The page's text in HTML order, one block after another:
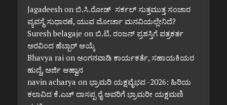
Jagadeeshon ಬಿ.ಸಿ.ರೋಡ್ ಸರ್ಕಲ್ ಸುತ್ತಮುತ್ತ ಸಂಚಾರ
ವ್ಯವಸ್ಥೆ ಸುಧಾರಣೆ, ಯುವ ಮೋರ್ಚಾ ಮನವಿಯಲ್ಲೇನಿದೆ?
Suresh belagaje on ಬಿ.ಟಿ. ರಂಜನ್ ಪ್ರಶಸ್ತಿಗೆ ಪತ್ರಕರ್ತ
ಅರವಿಂದ ಹೆಬ್ಬಾರ್ ಆಯ್ಕೆ
Bhavya raion ಅಂಗನವಾಡಿ ಕಾರ್ಯಕರ್ತೆ, ಸಹಾಯಕಿಯರ
ಹುದ್ದೆ, ಅರ್ಜಿ ಆಹ್ವಾನ
navin acharya on ಭ್ರಾಮರಿ ಯಕ್ಷವೈಭವ -2026: ಹಿರಿಯ
ಕಲಾವಿದ ಕೆ.ಎಚ್ ದಾಸಪ್ಪ ರೈ ಅವರಿಗೆ ಭ್ರಾಮರೀ ಯಕ್ಷಮಣಿ